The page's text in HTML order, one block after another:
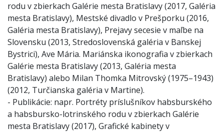
rodu v zbierkach Galérie mesta Bratislavy (2017, Galéria
mesta Bratislavy), Mestské divadlo v Prešporku (2016,
Galéria mesta Bratislavy), Prejavy secesie v maľbe na
Slovensku (2013, Stredoslovenská galéria v Banskej
Bystrici), Ave Mária. Mariánska ikonografia v zbierkach
Galérie mesta Bratislavy (2013, Galéria mesta
Bratislavy) alebo Milan Thomka Mitrovský (1975–1943)
(2012, Turčianska galéria v Martine).
- Publikácie: napr. Portréty príslušníkov habsburského
a habsbursko-lotrinského rodu v zbierkach Galérie
mesta Bratislavy (2017), Grafické kabinety v